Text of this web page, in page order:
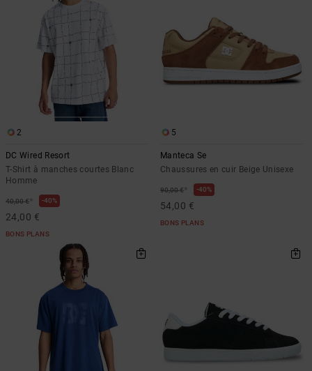
2
DC Wired Resort
T-Shirt à manches courtes Blanc
Homme
40,00 €* 40%
24,00 €
BONS PLANS
5
Manteca Se
Chaussures en cuir Beige Unisexe
90,00 €* 40%
54,00 €
BONS PLANS